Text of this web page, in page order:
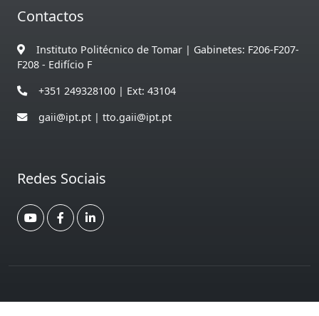
Contactos
Instituto Politécnico de Tomar | Gabinetes: F206-F207-
F208 - Edifício F
+351 249328100 | Ext: 43104
gaii@ipt.pt | tto.gaii@ipt.pt
Redes Sociais